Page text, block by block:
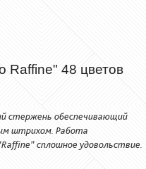
Raffine" 48 цветов
стержень обеспечивающий
штрихом. Работа
сплошное удовольствие.